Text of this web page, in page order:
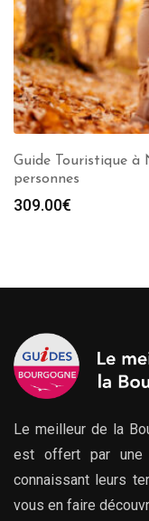
Guide Touristique à
personnes
309.00€
Le meilleur de la
est offert par une
connaissant leurs
vous en faire